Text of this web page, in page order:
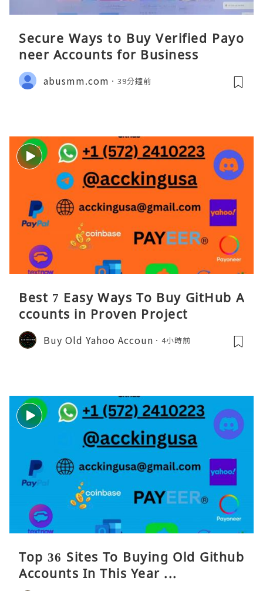
Secure Ways to Buy Verified Payo
neer Accounts for Business
abusmm.com 39分鐘前
Best 7 Easy Ways To Buy GitHub A
ccounts in Proven Project
Buy Old Yahoo Accoun 4小時前
Top 36 Sites To Buying Old Github
Accounts In This Year ...